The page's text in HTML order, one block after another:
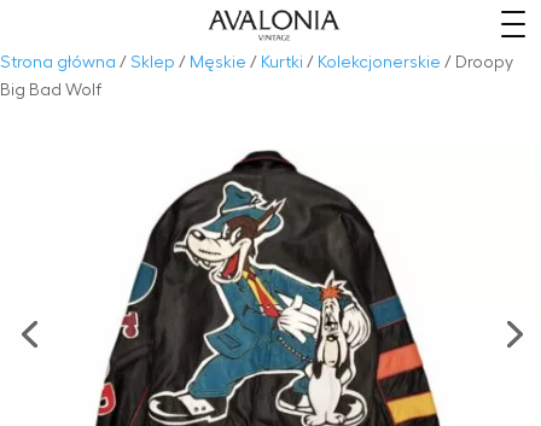
Strona główna / Sklep / Męskie / Kurtki / Kolekcjonerskie / Droopy
Big Bad Wolf